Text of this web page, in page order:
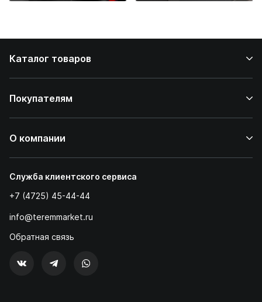
Каталог товаров
Покупателям
О компании
Служба клиентского сервиса
+7 (4725) 45-44-44
info@teremmarket.ru
Обратная связь